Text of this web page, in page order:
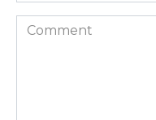
Comment